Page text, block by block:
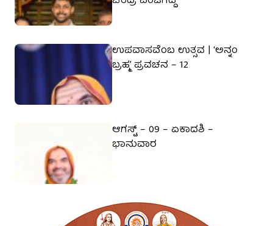
ಉಪವಾಸವೆಂಬ ಉತ್ಸವ | ‘ಅನ್ನಂ
ಬ್ರಹ್ಮ’ ಪ್ರವಚನ – 12
ಆಗಸ್ಟ್ – 09 – ಏಕಾದಶಿ –
ಭಾನುವಾರ